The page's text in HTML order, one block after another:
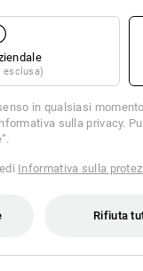
A MEDIO
sia intensa,
secondo
esclusa)
in qualsiasi
sulla privacy.
Informativa sulla
Rifiuta